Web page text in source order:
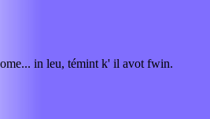
in leu, témint k' il avot fwin.